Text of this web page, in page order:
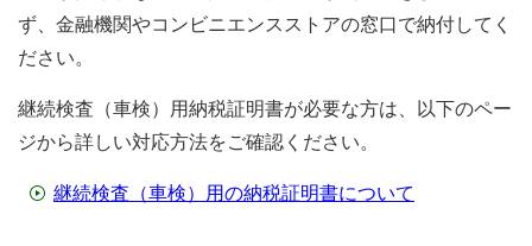
ず、金融機関やコンビニエンスストアの窓口で納付してく
ださい。
継続検査（車検）用納税証明書が必要な方は、以下のペー
ジから詳しい対応方法をご確認ください。
継続検査（車検）用の納税証明書について